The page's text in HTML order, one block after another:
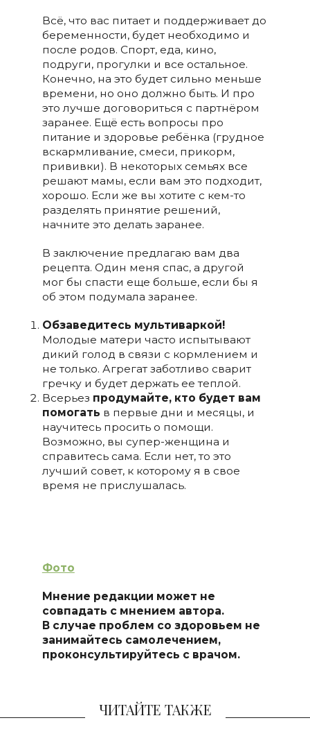
Всё, что вас питает и поддерживает до
беременности, будет необходимо и
после родов. Спорт, еда, кино,
подруги, прогулки и все остальное.
Конечно, на это будет сильно меньше
времени, но оно должно быть. И про
это лучше договориться с партнёром
заранее. Ещё есть вопросы про
питание и здоровье ребёнка (грудное
вскармливание, смеси, прикорм,
прививки). В некоторых семьях все
решают мамы, если вам это подходит,
хорошо. Если же вы хотите с кем-то
разделять принятие решений,
начните это делать заранее.
В заключение предлагаю вам два
рецепта. Один меня спас, а другой
мог бы спасти еще больше, если бы я
об этом подумала заранее.
Обзаведитесь мультиваркой!
Молодые матери часто испытывают
дикий голод в связи с кормлением и
не только. Агрегат заботливо сварит
гречку и будет держать ее теплой.
Всерьез продумайте, кто будет вам
помогать в первые дни и месяцы, и
научитесь просить о помощи.
Возможно, вы супер-женщина и
справитесь сама. Если нет, то это
лучший совет, к которому я в свое
время не прислушалась.
Фото
Мнение редакции может не
совпадать с мнением автора.
В случае проблем со здоровьем не
занимайтесь самолечением,
проконсультируйтесь с врачом.
ЧИТАЙТЕ ТАКЖЕ